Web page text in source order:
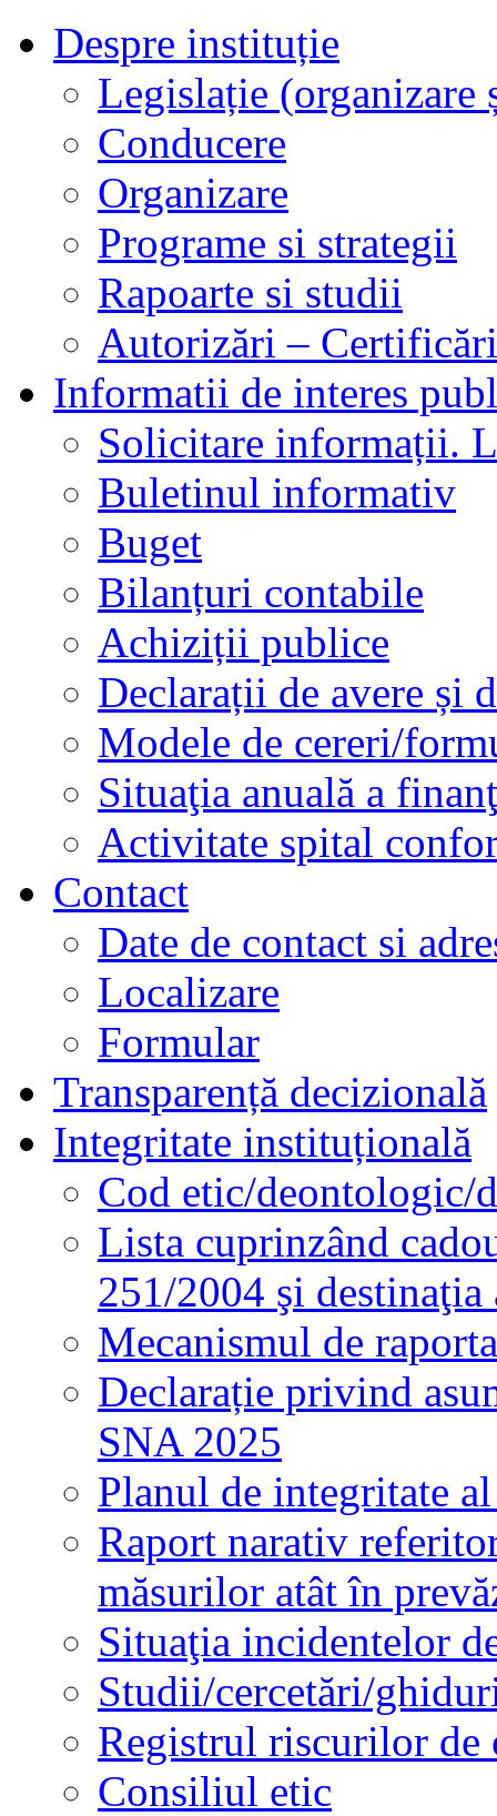
Despre instituție
Legislație
Conducere
Organizare
Programe si strategii
Rapoarte si studii
Autorizări –
Informatii de interes
Solicitare informații.
Buletinul informativ
Buget
Bilanțuri contabile
Achiziții publice
Declarații de avere și
Modele de cereri/
Situaţia anuală a
Activitate spital
Contact
Date de contact si
Localizare
Formular
Transparență decizională
Integritate instituțională
Cod etic/deontologic/
Lista cuprinzând
251/2004 şi destinaţia
Mecanismul de
Declarație privind
SNA 2025
Planul de integritate
Raport narativ
măsurilor atât în
Situaţia incidentelor
Studii/cercetări/
Registrul riscurilor de
Consiliul etic